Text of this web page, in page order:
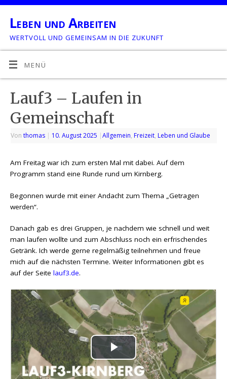
Leben und Arbeiten
WERTVOLL UND GEMEINSAM IN DIE ZUKUNFT
MENÜ
Lauf3 – Laufen in
Gemeinschaft
Vonthomas | 10. August 2025 |Allgemein,Freizeit,Leben und Glaube
Am Freitag war ich zum ersten Mal mit dabei. Auf dem
Programm stand eine Runde rund um Kirnberg.
Begonnen wurde mit einer Andacht zum Thema „Getragen
werden“.
Danach gab es drei Gruppen, je nachdem wie schnell und weit
man laufen wollte und zum Abschluss noch ein erfrischendes
Getränk. Ich werde gerne regelmäßig teilnehmen und freue
mich auf die nächsten Termine. Weiter Informationen gibt es
auf der Seitelauf3.de.